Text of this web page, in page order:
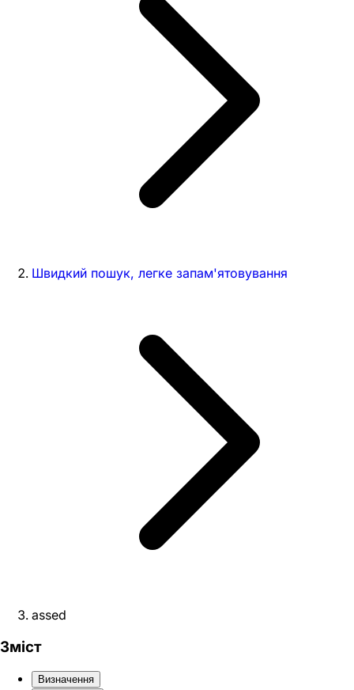
Швидкий пошук, легке запам'ятовування
assed
Зміст
Визначення